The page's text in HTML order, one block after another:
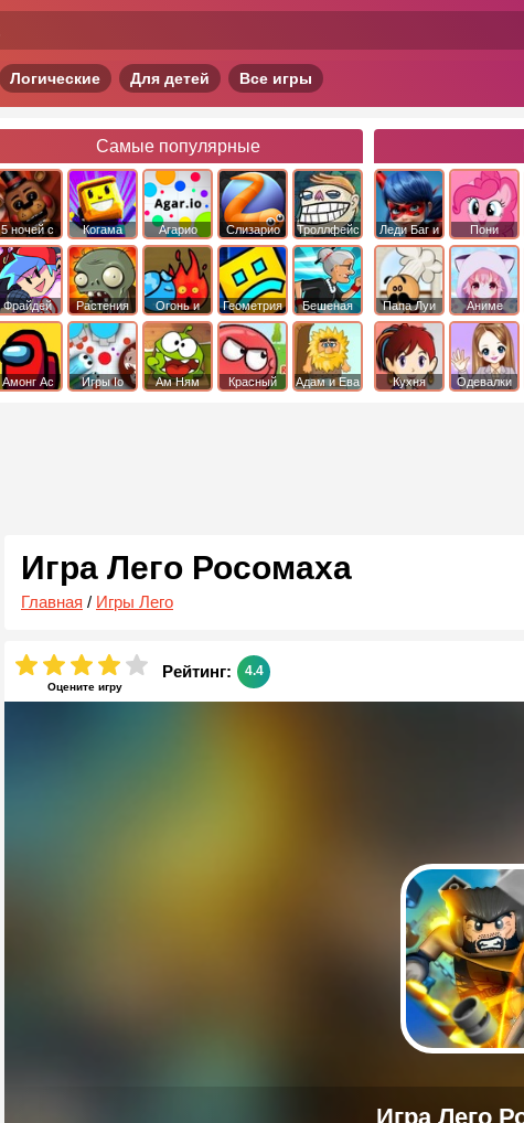
Логические Для детей Все игры
Самые популярные
5 ночей с
фредди
Когама Агарио Слизарио
Троллфейс
квест
Фрайдей
Найт
Фанкин
Растения
против
Зомби
Огонь и
Вода
Геометрия
Даш
Бешеная
бабка
сбежала из
психушки
Амонг Ас Игры Io Ам Ням
Красный
Адам и Ева
Леди Баг и
Супер Кот
Пони
Дружба это
Папа Луи Аниме
Кухня
Одевалки
Игра Лего Росомаха
Главная / Игры Лего
Оцените игру
Рейтинг: 4.4